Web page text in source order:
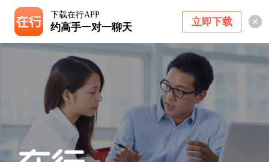
下载在行APP
约高手一对一聊天 立即下载